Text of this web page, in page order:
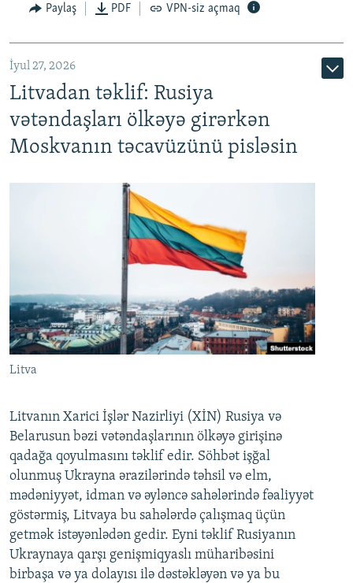
Paylaş PDF VPN-siz açmaq
İyul 27, 2026
Litvadan təklif: Rusiya
vətəndaşları ölkəyə girərkən
Moskvanın təcavüzünü pisləsin
Litva
Litvanın Xarici İşlər Nazirliyi (XİN) Rusiya və
Belarusun bəzi vətəndaşlarının ölkəyə girişinə
qadağa qoyulmasını təklif edir. Söhbət işğal
olunmuş Ukrayna ərazilərində təhsil və elm,
mədəniyyət, idman və əyləncə sahələrində fəaliyyət
göstərmiş, Litvaya bu sahələrdə çalışmaq üçün
getmək istəyənlədən gedir. Eyni təklif Rusiyanın
Ukraynaya qarşı genişmiqyaslı müharibəsini
birbaşa və ya dolayısı ilə dəstəkləyən və ya bu